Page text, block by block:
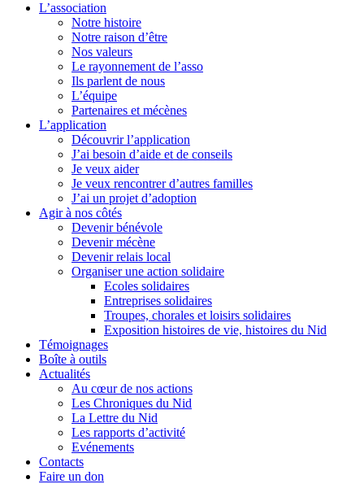
L’association
Notre histoire
Notre raison d’être
Nos valeurs
Le rayonnement de l’asso
Ils parlent de nous
L’équipe
Partenaires et mécènes
L’application
Découvrir l’application
J’ai besoin d’aide et de conseils
Je veux aider
Je veux rencontrer d’autres familles
J’ai un projet d’adoption
Agir à nos côtés
Devenir bénévole
Devenir mécène
Devenir relais local
Organiser une action solidaire
Ecoles solidaires
Entreprises solidaires
Troupes, chorales et loisirs solidaires
Exposition histoires de vie, histoires du Nid
Témoignages
Boîte à outils
Actualités
Au cœur de nos actions
Les Chroniques du Nid
La Lettre du Nid
Les rapports d’activité
Evénements
Contacts
Faire un don